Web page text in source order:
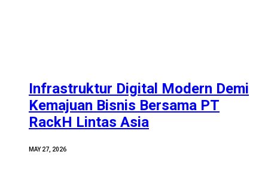
Infrastruktur Digital Modern Demi
Kemajuan Bisnis Bersama PT
RackH Lintas Asia
MAY 27, 2026